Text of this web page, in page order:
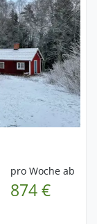
pro Woche ab
874 €